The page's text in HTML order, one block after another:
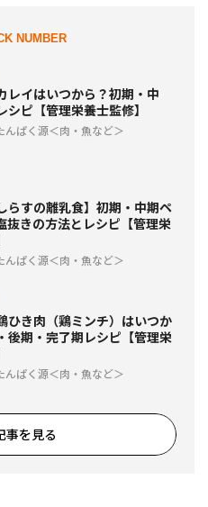
NUMBER
レイはいつから？初期・中
シピ【管理栄養士監修】
んぱく源＜肉・魚など＞
らすの離乳食】初期・中期ペ
抜きの方法とレシピ【管理栄
んぱく源＜肉・魚など＞
ひき肉（鶏ミンチ）はいつか
後期・完了期レシピ【管理栄
んぱく源＜肉・魚など＞
事を見る